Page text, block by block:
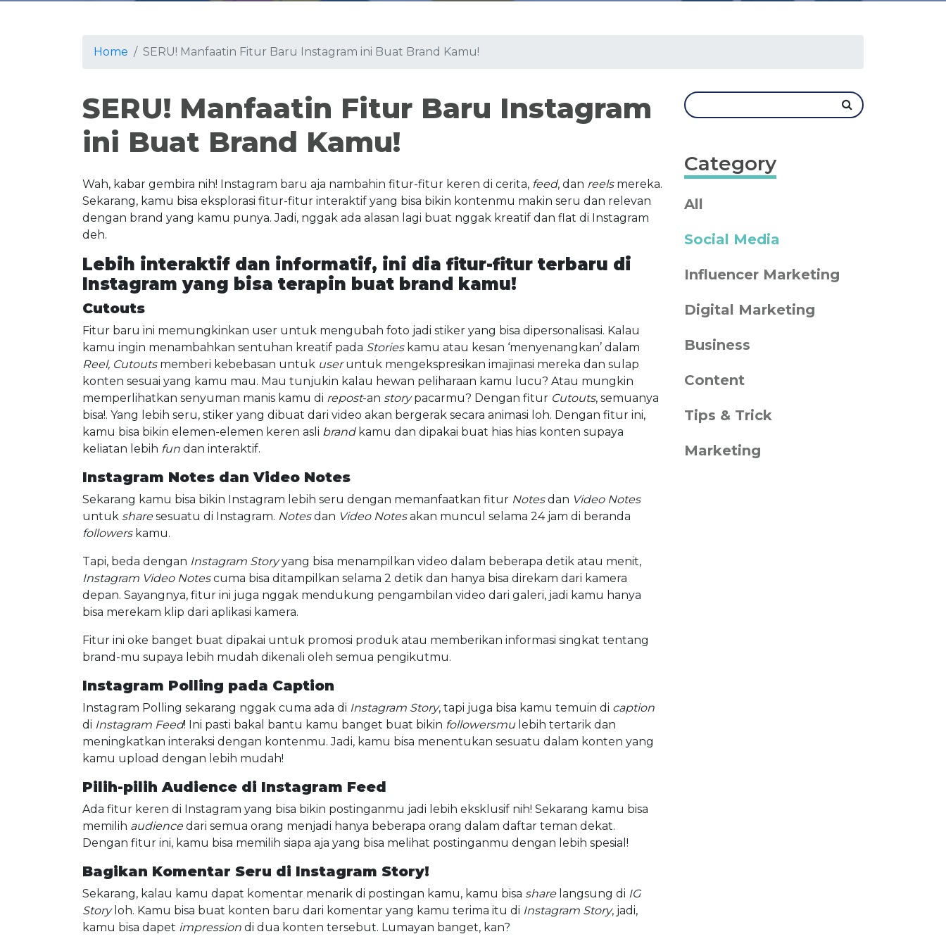
Home SERU! Manfaatin Fitur Baru Instagram ini Buat Brand Kamu!
SERU! Manfaatin Fitur Baru Instagram
ini Buat Brand Kamu!
Wah, kabar gembira nih! Instagram baru aja nambahin fitur-fitur keren di cerita, feed, dan reels mereka.
Sekarang, kamu bisa eksplorasi fitur-fitur interaktif yang bisa bikin kontenmu makin seru dan relevan
dengan brand yang kamu punya. Jadi, nggak ada alasan lagi buat nggak kreatif dan flat di Instagram
deh.
Lebih interaktif dan informatif, ini dia fitur-fitur terbaru di
Instagram yang bisa terapin buat brand kamu!
Cutouts
Fitur baru ini memungkinkan user untuk mengubah foto jadi stiker yang bisa dipersonalisasi. Kalau
kamu ingin menambahkan sentuhan kreatif pada Storieskamu atau kesan ‘menyenangkan’ dalam
Reel, Cutoutsmemberi kebebasan untuk useruntuk mengekspresikan imajinasi mereka dan sulap
konten sesuai yang kamu mau. Mau tunjukin kalau hewan peliharaan kamu lucu? Atau mungkin
memperlihatkan senyuman manis kamu di repost-an storypacarmu? Dengan fitur Cutouts, semuanya
bisa!. Yang lebih seru, stiker yang dibuat dari video akan bergerak secara animasi loh. Dengan fitur ini,
kamu bisa bikin elemen-elemen keren asli brandkamu dan dipakai buat hias hias konten supaya
keliatan lebih fun dan interaktif.
Instagram Notes dan Video Notes
Sekarang kamu bisa bikin Instagram lebih seru dengan memanfaatkan fitur Notesdan Video Notes
untuk sharesesuatu di Instagram. Notesdan Video Notesakan muncul selama 24 jam di beranda
followerskamu.
Tapi, beda dengan Instagram Storyyang bisa menampilkan video dalam beberapa detik atau menit,
Instagram Video Notescuma bisa ditampilkan selama 2 detik dan hanya bisa direkam dari kamera
depan. Sayangnya, fitur ini juga nggak mendukung pengambilan video dari galeri, jadi kamu hanya
bisa merekam klip dari aplikasi kamera.
Fitur ini oke banget buat dipakai untuk promosi produk atau memberikan informasi singkat tentang
brand-mu supaya lebih mudah dikenali oleh semua pengikutmu.
Instagram Polling pada Caption
Instagram Polling sekarang nggak cuma ada di Instagram Story, tapi juga bisa kamu temuin di caption
di Instagram Feed! Ini pasti bakal bantu kamu banget buat bikin followersmu lebih tertarik dan
meningkatkan interaksi dengan kontenmu. Jadi, kamu bisa menentukan sesuatu dalam konten yang
kamu upload dengan lebih mudah!
Pilih-pilih Audience di Instagram Feed
Ada fitur keren di Instagram yang bisa bikin postinganmu jadi lebih eksklusif nih! Sekarang kamu bisa
memilih audiencedari semua orang menjadi hanya beberapa orang dalam daftar teman dekat.
Dengan fitur ini, kamu bisa memilih siapa aja yang bisa melihat postinganmu dengan lebih spesial!
Bagikan Komentar Seru di Instagram Story!
Sekarang, kalau kamu dapat komentar menarik di postingan kamu, kamu bisa sharelangsung di IG
Storyloh. Kamu bisa buat konten baru dari komentar yang kamu terima itu di Instagram Story, jadi,
kamu bisa dapet impression di dua konten tersebut. Lumayan banget, kan?
Category
All
Social Media
Influencer Marketing
Digital Marketing
Business
Content
Tips & Trick
Marketing